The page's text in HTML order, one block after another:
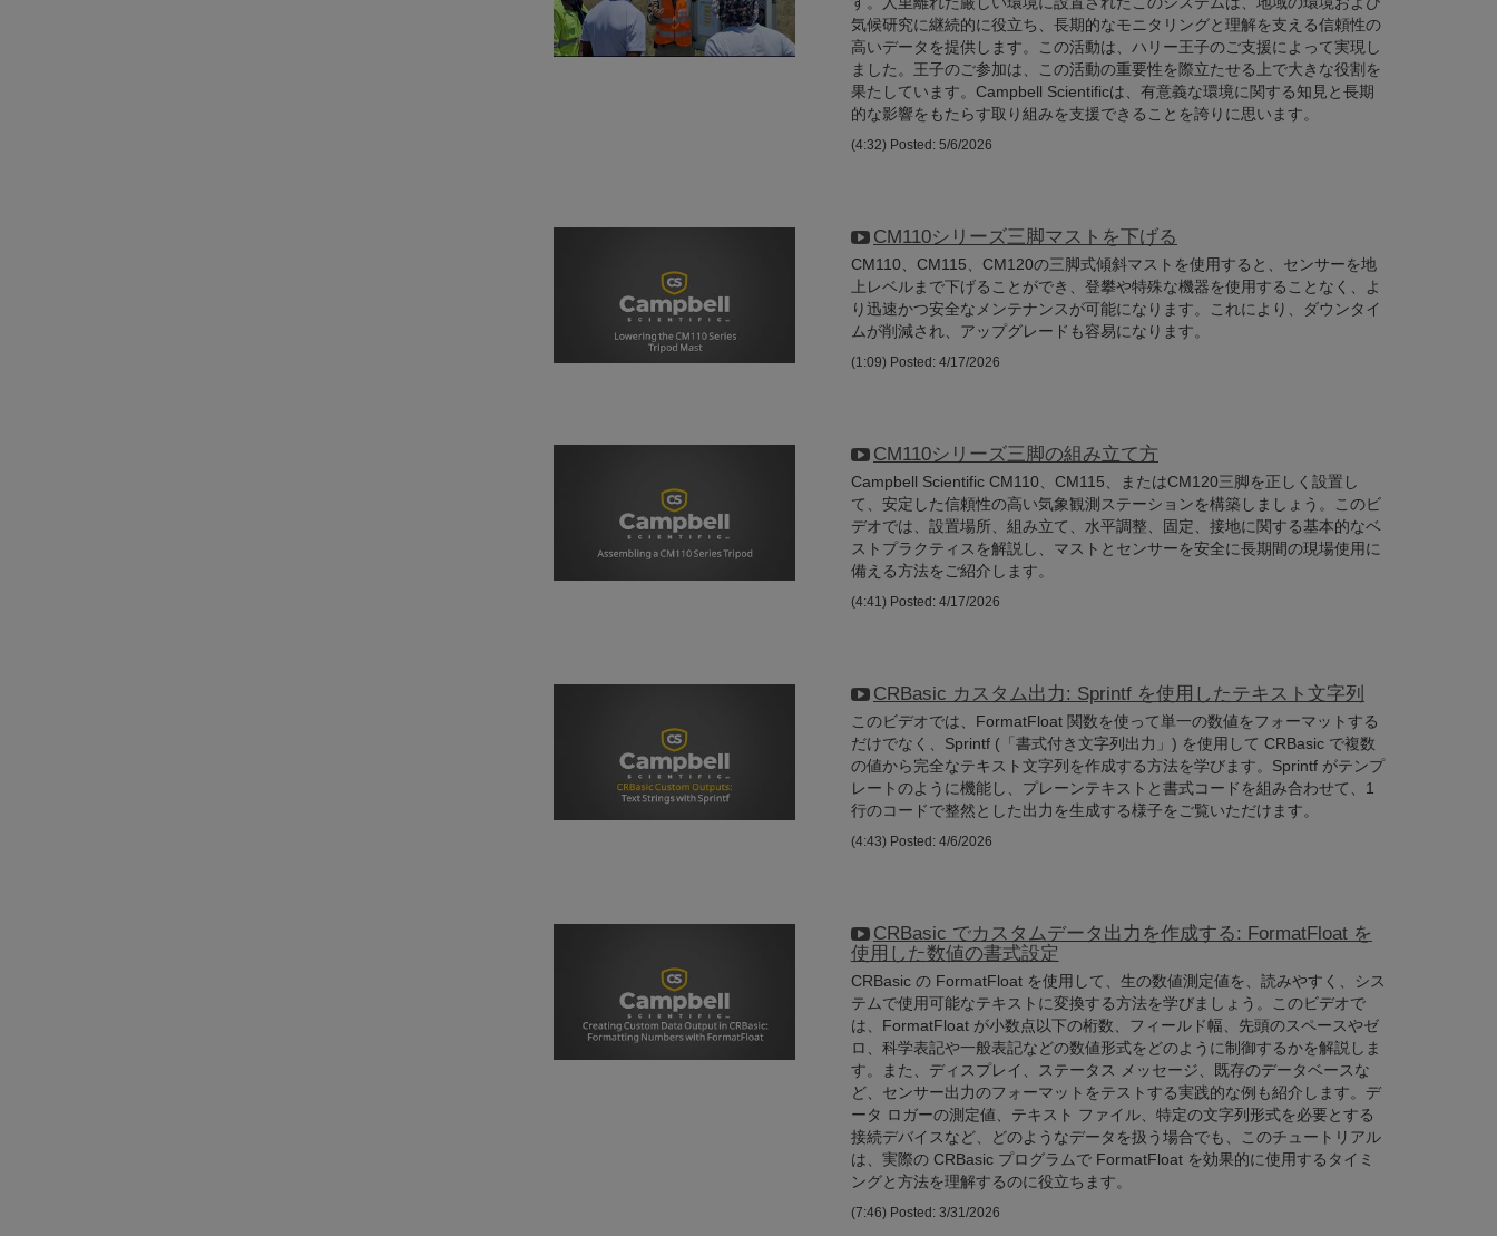
気候研究に継続的に役立ち、長期的なモニタリングと理解を支える信頼性の
高いデータを提供します。この活動は、ハリー王子のご支援によって実現し
ました。王子のご参加は、この活動の重要性を際立たせる上で大きな役割を
果たしています。Campbell Scientificは、有意義な環境に関する知見と長期
的な影響をもたらす取り組みを支援できることを誇りに思います。
(4:32) Posted: 5/6/2026
CM110シリーズ三脚マストを下げる
CM110、CM115、CM120の三脚式傾斜マストを使用すると、センサーを地
上レベルまで下げることができ、登攀や特殊な機器を使用することなく、よ
り迅速かつ安全なメンテナンスが可能になります。これにより、ダウンタイ
ムが削減され、アップグレードも容易になります。
(1:09) Posted: 4/17/2026
CM110シリーズ三脚の組み立て方
Campbell Scientific CM110、CM115、またはCM120三脚を正しく設置し
て、安定した信頼性の高い気象観測ステーションを構築しましょう。このビ
デオでは、設置場所、組み立て、水平調整、固定、接地に関する基本的なベ
ストプラクティスを解説し、マストとセンサーを安全に長期間の現場使用に
備える方法をご紹介します。
(4:41) Posted: 4/17/2026
CRBasic カスタム出力: Sprintf を使用したテキスト文字列
このビデオでは、FormatFloat 関数を使って単一の数値をフォーマットする
だけでなく、Sprintf (「書式付き文字列出力」) を使用して CRBasic で複数
の値から完全なテキスト文字列を作成する方法を学びます。Sprintf がテンプ
レートのように機能し、プレーンテキストと書式コードを組み合わせて、1
行のコードで整然とした出力を生成する様子をご覧いただけます。
(4:43) Posted: 4/6/2026
CRBasic でカスタムデータ出力を作成する: FormatFloat を
使用した数値の書式設定
CRBasic の FormatFloat を使用して、生の数値測定値を、読みやすく、シス
テムで使用可能なテキストに変換する方法を学びましょう。このビデオで
は、FormatFloat が小数点以下の桁数、フィールド幅、先頭のスペースやゼ
ロ、科学表記や一般表記などの数値形式をどのように制御するかを解説しま
す。また、ディスプレイ、ステータス メッセージ、既存のデータベースな
ど、センサー出力のフォーマットをテストする実践的な例も紹介します。デ
ータ ロガーの測定値、テキスト ファイル、特定の文字列形式を必要とする
接続デバイスなど、どのようなデータを扱う場合でも、このチュートリアル
は、実際の CRBasic プログラムで FormatFloat を効果的に使用するタイミ
ングと方法を理解するのに役立ちます。
(7:46) Posted: 3/31/2026